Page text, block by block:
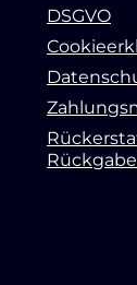
DSGVO